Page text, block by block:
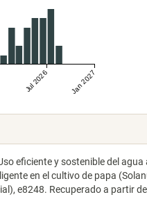
Jul 2026 Jan 2027
eficiente y sostenible del agua
en el cultivo de papa
e8248. Recuperado a partir de